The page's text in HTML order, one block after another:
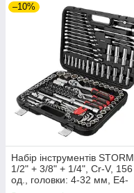
–10%
Набір інструментів STORM,
1/2" + 3/8" + 1/4", Cr-V, 156
од., головки: 4-32 мм, E4-